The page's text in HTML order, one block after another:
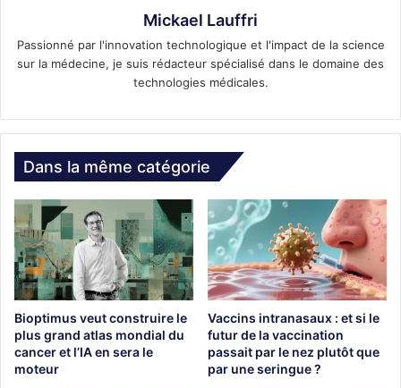
Mickael Lauffri
Passionné par l'innovation technologique et l'impact de la science
sur la médecine, je suis rédacteur spécialisé dans le domaine des
technologies médicales.
Dans la même catégorie
Bioptimus veut construire le
plus grand atlas mondial du
cancer et l’IA en sera le
moteur
Vaccins intranasaux : et si le
futur de la vaccination
passait par le nez plutôt que
par une seringue ?